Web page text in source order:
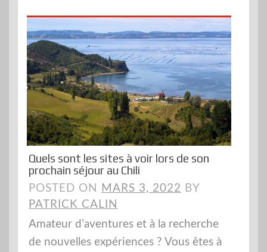
Quels sont les sites à voir lors de son
prochain séjour au Chili
POSTED ON MARS 3, 2022 BY
PATRICK CALIN
Amateur d’aventures et à la recherche
de nouvelles expériences ? Vous êtes à